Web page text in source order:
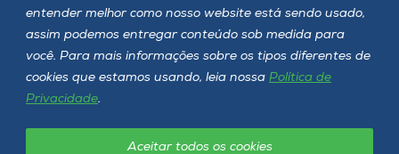
entender melhor como nosso website está sendo usado,
assim podemos entregar conteúdo sob medida para
você. Para mais informações sobre os tipos diferentes de
cookies que estamos usando, leia nossa Política de
Privacidade.
Aceitar todos os cookies